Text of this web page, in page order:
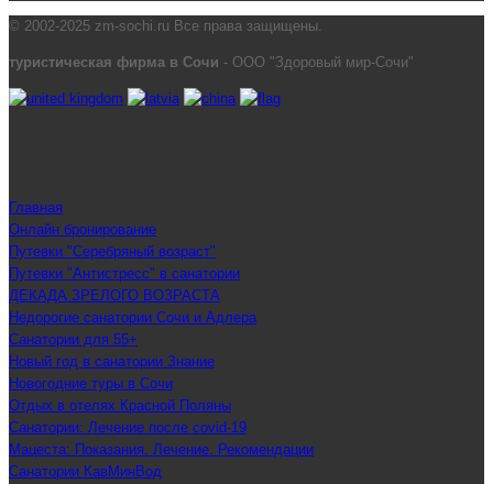
© 2002-2025 zm-sochi.ru Все права защищены.
туристическая фирма в Сочи - ООО "Здоровый мир-Сочи"
Главная
Онлайн бронирование
Путевки "Серебряный возраст"
Путевки "Антистресс" в санатории
ДЕКАДА ЗРЕЛОГО ВОЗРАСТА
Недорогие санатории Сочи и Адлера
Санатории для 55+
Новый год в санатории Знание
Новогодние туры в Сочи
Отдых в отелях Красной Поляны
Санатории: Лечение после covid-19
Мацеста: Показания. Лечение. Рекомендации
Санатории КавМинВод